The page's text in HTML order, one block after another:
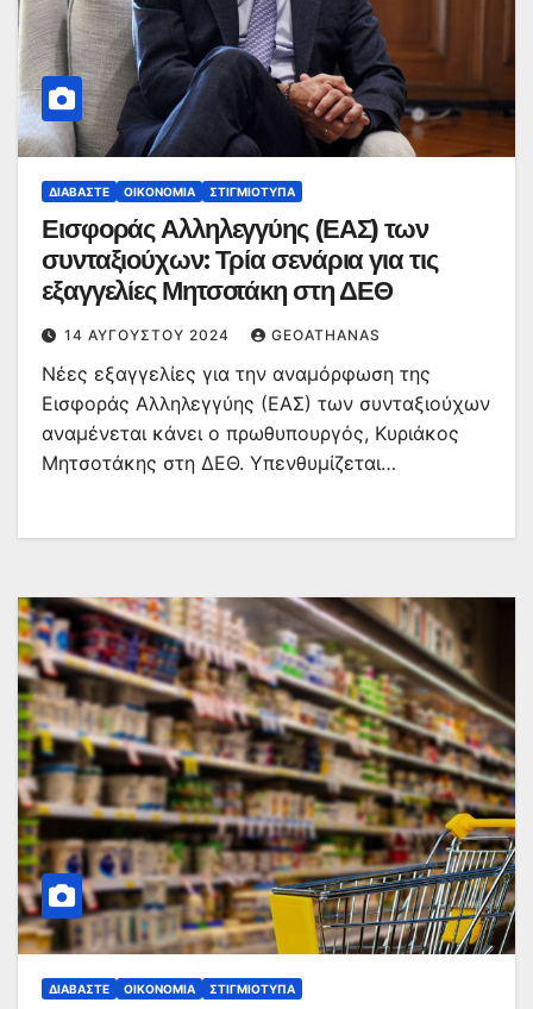
ΔΙΑΒΆΣΤΕ ΟΙΚΟΝΟΜΊΑ ΣΤΙΓΜΙΌΤΥΠΑ
Εισφοράς Αλληλεγγύης (ΕΑΣ) των
συνταξιούχων: Τρία σενάρια για τις
εξαγγελίες Μητσοτάκη στη ΔΕΘ
14 ΑΥΓΟΎΣΤΟΥ 2024 GEOATHANAS
Νέες εξαγγελίες για την αναμόρφωση της
Εισφοράς Αλληλεγγύης (ΕΑΣ) των συνταξιούχων
αναμένεται κάνει ο πρωθυπουργός, Κυριάκος
Μητσοτάκης στη ΔΕΘ. Υπενθυμίζεται…
ΔΙΑΒΆΣΤΕ ΟΙΚΟΝΟΜΊΑ ΣΤΙΓΜΙΌΤΥΠΑ